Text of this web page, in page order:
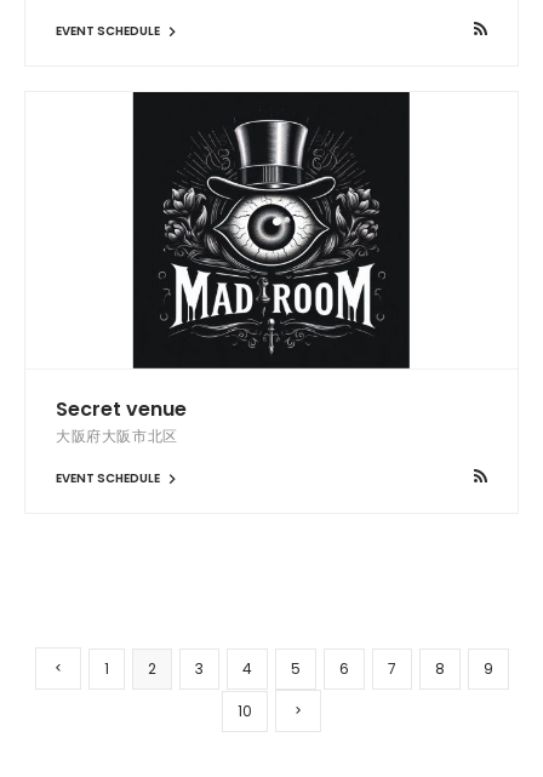
EVENT SCHEDULE
Secret venue
大阪府大阪市北区
EVENT SCHEDULE
1 2 3 4 5 6 7 8 9
10